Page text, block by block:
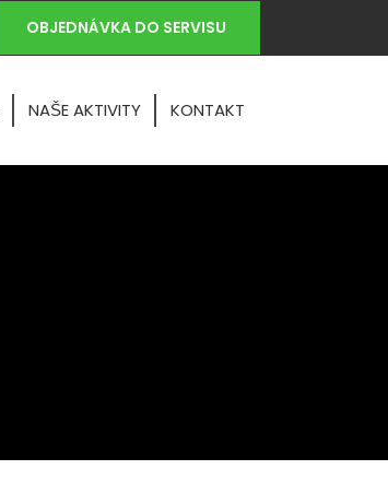
OBJEDNÁVKA DO SERVISU
NAŠE AKTIVITY KONTAKT